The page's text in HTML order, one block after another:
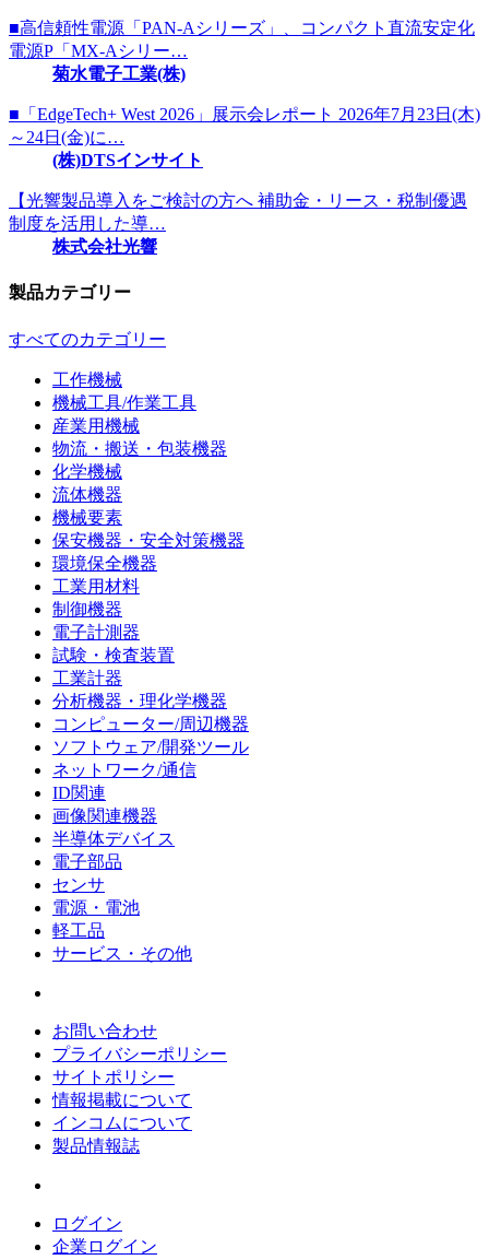
■高信頼性電源「PAN-Aシリーズ」、コンパクト直流安定化
電源P「MX-Aシリー…
菊水電子工業(株)
■「EdgeTech+ West 2026」展示会レポート 2026年7月23日(木)
～24日(金)に…
(株)DTSインサイト
【光響製品導入をご検討の方へ 補助金・リース・税制優遇
制度を活用した導…
株式会社光響
製品カテゴリー
すべてのカテゴリー
工作機械
機械工具/作業工具
産業用機械
物流・搬送・包装機器
化学機械
流体機器
機械要素
保安機器・安全対策機器
環境保全機器
工業用材料
制御機器
電子計測器
試験・検査装置
工業計器
分析機器・理化学機器
コンピューター/周辺機器
ソフトウェア/開発ツール
ネットワーク/通信
ID関連
画像関連機器
半導体デバイス
電子部品
センサ
電源・電池
軽工品
サービス・その他
お問い合わせ
プライバシーポリシー
サイトポリシー
情報掲載について
インコムについて
製品情報誌
ログイン
企業ログイン